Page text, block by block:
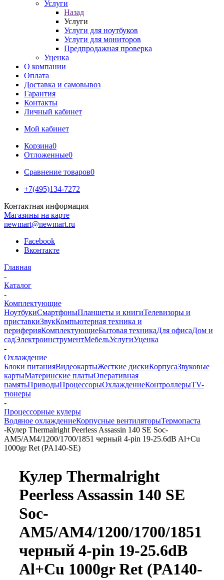
Услуги
Назад
Услуги
Услуги для ноутбуков
Услуги для мониторов
Предпродажная проверка
Уценка
О компании
Оплата
Доставка и самовывоз
Гарантия
Контакты
Личный кабинет
Мой кабинет
Корзина0
Отложенные0
Сравнение товаров0
+7(495)134-7272
Контактная информация
Магазины на карте
newmart@newmart.ru
Facebook
Вконтакте
Главная
-
Каталог
-
Комплектующие
НоутбукиСмартфоныПланшеты и книгиТелевизоры и
приставкиЗвукКомпьютерная техника и
периферияКомплектующиеБытовая техникаДля офисаДом и
садЭлектроинструментМебельУслугиУценка
-
Охлаждение
Блоки питанияВидеокартыЖесткие дискиКорпусаЗвуковые
картыМатеринские платыОперативная
памятьПриводыПроцессорыОхлаждениеКонтроллерыTV-
тюнеры
-
Процессорные кулеры
Водяное охлаждениеКорпусные вентиляторыТермопаста
-Кулер Thermalright Peerless Assassin 140 SE Soc-
AM5/AM4/1200/1700/1851 черный 4-pin 19-25.6dB Al+Cu
1000gr Ret (PA140-SE)
Кулер Thermalright
Peerless Assassin 140 SE
Soc-
AM5/AM4/1200/1700/1851
черный 4-pin 19-25.6dB
Al+Cu 1000gr Ret (PA140-